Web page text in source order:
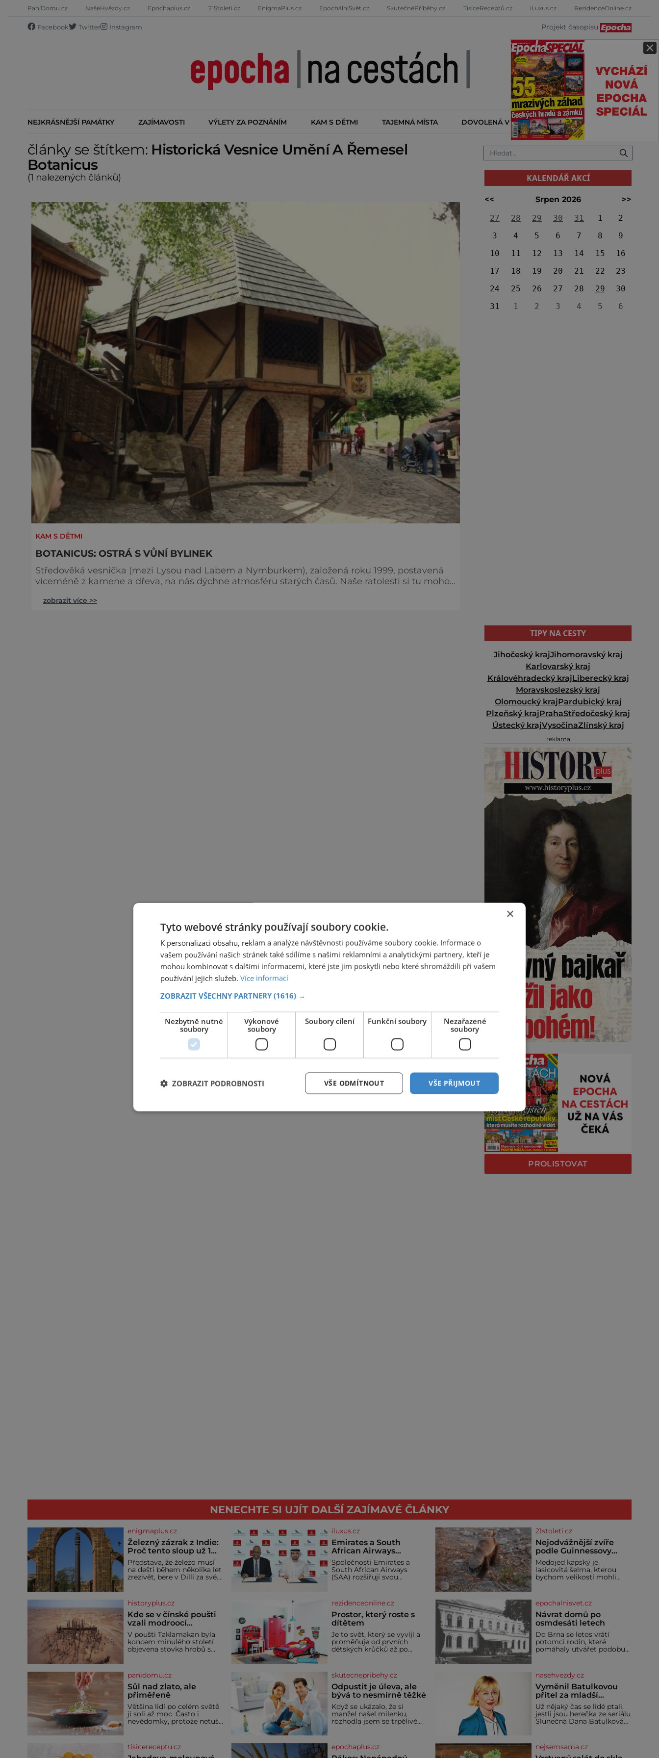
×
PaníDomu.cz NašeHvězdy.cz Epochaplus.cz 21Stoleti.cz EnigmaPlus.cz EpochálníSvět.cz SkutečnéPříběhy.cz TisíceReceptů.cz iLuxus.cz RezidenceOnline.cz
Facebook Twitter Instagram Projekt časopisu
NEJKRÁSNĚJŠÍ PAMÁTKY ZAJÍMAVOSTI VÝLETY ZA POZNÁNÍM KAM S DĚTMI TAJEMNÁ MÍSTA DOVOLENÁ V ZAHRANIČÍ KALENDÁŘ AKCÍ
články se štítkem: Historická Vesnice Umění A Řemesel
Botanicus
(1 nalezených článků)
KAM S DĚTMI
BOTANICUS: OSTRÁ S VŮNÍ BYLINEK
Středověká vesnička (mezi Lysou nad Labem a Nymburkem), založená roku 1999, postavená
víceméně z kamene a dřeva, na nás dýchne atmosféru starých časů. Naše ratolesti si tu mohou
košíkářskou dílnou konče. Platí se tu výhradně groši, které si vyměníme u pokladny. Můžeme i
zobrazit více >>
KALENDÁŘ AKCÍ
<< Srpen 2026
>>
27
28 29 30 31 1
2
3
4 5 6 7 8
9
10
11 12 13 14 15
16
17
18 19 20 21 22
23
24
25 26 27 28 29
30
31
1 2 3 4 5 6
TIPY NA CESTY
Jihočeský krajJihomoravský kraj
Karlovarský kraj
Královéhradecký krajLiberecký kraj
Moravskoslezský kraj
Olomoucký krajPardubický kraj
Plzeňský krajPrahaStředočeský kraj
Ústecký krajVysočinaZlínský kraj
reklama
PROLISTOVAT
NENECHTE SI UJÍT DALŠÍ ZAJÍMAVÉ ČLÁNKY
enigmaplus.cz
Železný zázrak z Indie:
Proč tento sloup už 1
600 let nezná rez?
Představa, že železo musí
na dešti během několika let
zrezivět, bere v Dillí za své.
vysoký železný sloup, který
už přibližně 1 600 let
odolává počasí
iluxus.cz
Emirates a South
African Airways
rozšiřují partnerství.
Cestujícím nově
zpřístupní dalších
Společnosti Emirates a
South African Airways
(SAA) rozšiřují svou
dohoda zpřístupní
cestujícím devět dalších
destinací v jižní a střední
Africe a u
21stoleti.cz
Nejodvážnější zvíře
podle Guinnessovy
knihy rekordů?
Šelmička s pruhem na
hřbetě!
Medojed kapský je
lasicovitá šelma, kterou
bychom velikostí mohli
nebojácná, ostatně bývá
označována za
nejodvážnější zvíře vůbec. V
této souvislosti je dokonc
historyplus.cz
Kde se v čínské poušti
vzali modroocí
blonďáci?
V poušti Taklamakan byla
koncem minulého století
objevena stovka hrobů s
byli pohřbeni s úctou a
četnými milodary. Asi
nejvíc přitom vědce zaujal
hrob tříměsíčního
chlapečka s modrou
filcovou čapkou, z níž se
draly blonďaté vlásky. Fakt,
že jsou těla dávných lidí
klimatickým podmínkám.
Sucho, prosolené písky a
rezidenceonline.cz
Prostor, který roste s
dítětem
Je to svět, který se vyvíjí a
proměňuje od prvních
dětských krůčků až po
bezpečí, kreativitu,
soustředění i odpočinek a
reaguje na každou etapu
života a specifické potřeby
dítěte. Pro nejmenší je
klíčová jednoduchost,
měkkost a bezpečí, proto
by pokoj miminka měl
epochalnisvet.cz
Návrat domů po
osmdesáti letech
Do Brna se letos vrátí
potomci rodin, které
pomáhaly utvářet podobu
světová válka. Příběhy rodů
Placzek, Löw-Beer,
Fuhrmann, Kohn a Stiassni
se stanou jednou z hlavních
dramaturgických linií
festivalu židovské kultury
ŠTETL FEST 2026. Některé
návraty nejsou jednoduché.
vyprávění, už dávno
panidomu.cz
Sůl nad zlato, ale
přiměřeně
Většina lidí po celém světě
jí soli až moc. Často i
nevědomky, protože netuší,
vyráběných potravinách,
dokonce i těch sladkých.
skutecnepribehy.cz
Odpustit je úleva, ale
bývá to nesmírně těžké
Když se ukázalo, že si
manžel našel milenku,
rozhodla jsem se trpělivě
rodině. Možná je to jedna z
nejtěžších věcí na světě. Ale
nasehvezdy.cz
Vyměnil Batulkovou
přítel za mladší
exemplář?
Už nějaký čas se lidé ptali,
jestli jsou herečka ze seriálu
Slunečná Dana Batulková
vůbec spolu. Herečka od
sebe přítele od samého
tisicereceptu.cz epochaplus.cz nejsemsama.cz
×
Tyto webové stránky používají soubory cookie.
K personalizaci obsahu, reklam a analýze návštěvnosti používáme soubory cookie. Informace o
vašem používání našich stránek také sdílíme s našimi reklamními a analytickými partnery, kteří je
mohou kombinovat s dalšími informacemi, které jste jim poskytli nebo které shromáždili při vašem
používání jejich služeb. Více informací
ZOBRAZIT VŠECHNY PARTNERY (1616) →
Nezbytně nutné
soubory
Výkonové
soubory
Soubory cílení Funkční soubory
Nezařazené
soubory
VŠE PŘIJMOUT
VŠE ODMÍTNOUT
ZOBRAZIT PODROBNOSTI